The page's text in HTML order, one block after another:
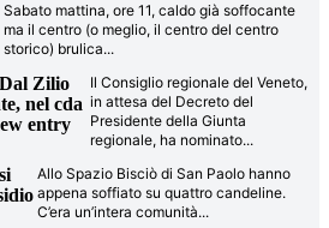
Sabato mattina, ore 11, caldo già soffocante
ma il centro (o meglio, il centro del centro
storico) brulica...
Zilio
nel cda
entry
Il Consiglio regionale del Veneto,
in attesa del Decreto del
Presidente della Giunta
regionale, ha nominato...
Allo Spazio Bisciò di San Paolo hanno
appena soffiato su quattro candeline.
C’era un’intera comunità...